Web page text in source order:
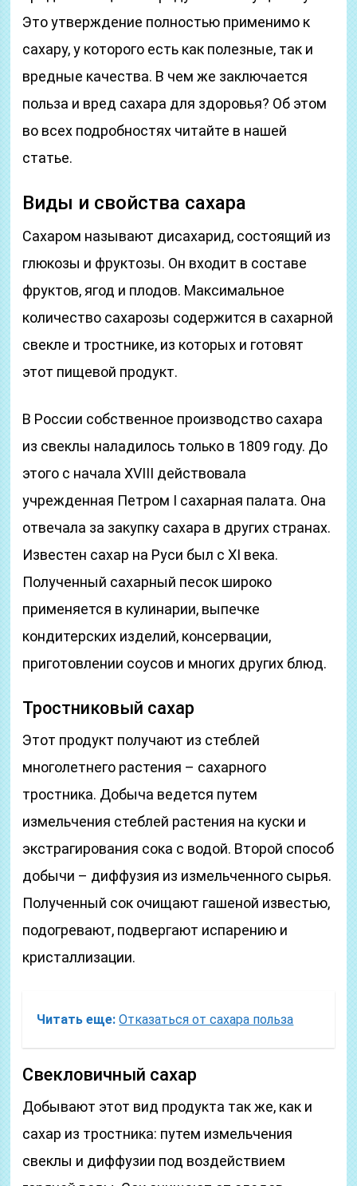
Это утверждение полностью применимо к
сахару, у которого есть как полезные, так и
вредные качества. В чем же заключается
польза и вред сахара для здоровья? Об этом
во всех подробностях читайте в нашей
статье.
Виды и свойства сахара
Сахаром называют дисахарид, состоящий из
глюкозы и фруктозы. Он входит в составе
фруктов, ягод и плодов. Максимальное
количество сахарозы содержится в сахарной
свекле и тростнике, из которых и готовят
этот пищевой продукт.
В России собственное производство сахара
из свеклы наладилось только в 1809 году. До
этого с начала XVIII действовала
учрежденная Петром I сахарная палата. Она
отвечала за закупку сахара в других странах.
Известен сахар на Руси был с XI века.
Полученный сахарный песок широко
применяется в кулинарии, выпечке
кондитерских изделий, консервации,
приготовлении соусов и многих других блюд.
Тростниковый сахар
Этот продукт получают из стеблей
многолетнего растения – сахарного
тростника. Добыча ведется путем
измельчения стеблей растения на куски и
экстрагирования сока с водой. Второй способ
добычи – диффузия из измельченного сырья.
Полученный сок очищают гашеной известью,
подогревают, подвергают испарению и
кристаллизации.
Читать еще: Отказаться от сахара польза
Свекловичный сахар
Добывают этот вид продукта так же, как и
сахар из тростника: путем измельчения
свеклы и диффузии под воздействием